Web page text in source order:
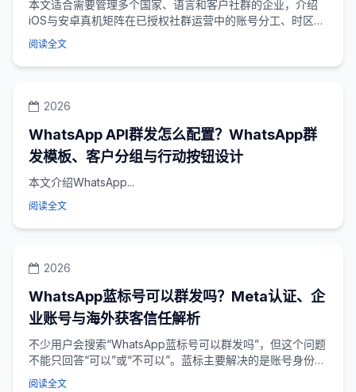
本文适合需要管理多个国家、语言和客户社群的企业，介绍
iOS与安卓真机矩阵在已授权社群运营中的账号分工、时区管
理、内容审核和人工协同方法。
阅读全文
2026
WhatsApp API群发怎么配置？WhatsApp群
发模板、客户分组与行动按钮设计
本文介绍WhatsApp...
阅读全文
2026
WhatsApp蓝标号可以群发吗？Meta认证、企
业账号与海外获客信任解析
不少用户会搜索“WhatsApp蓝标号可以群发吗”，但这个问题
不能只回答“可以”或“不可以”。蓝标主要解决的是账号身份识
别和信任问题，群发则涉及用...
阅读全文